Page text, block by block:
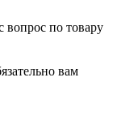
по товару
вам